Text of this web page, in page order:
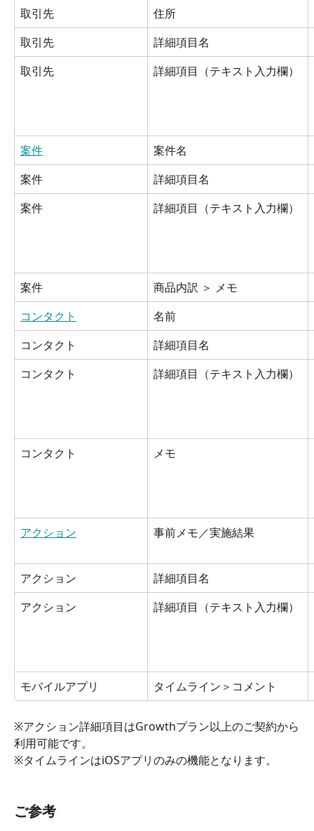
取引先
住所
取引先
詳細項目名
取引先
詳細項目（テキスト入力欄）
案件
案件名
案件
詳細項目名
案件
詳細項目（テキスト入力欄）
案件
商品内訳 ＞ メモ
コンタクト
名前
コンタクト
詳細項目名
コンタクト
詳細項目（テキスト入力欄）
コンタクト メモ
アクション 事前メモ／実施結果
アクション
詳細項目名
アクション
詳細項目（テキスト入力欄）
モバイルアプリ タイムライン＞コメント
※アクション詳細項目はGrowthプラン以上のご契約から
利用可能です。
※タイムラインはiOSアプリのみの機能となります。
ご参考